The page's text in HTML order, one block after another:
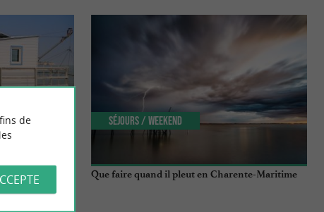
Que faire quand il pleut en Charente-Maritime
Séjours / Weekend
de